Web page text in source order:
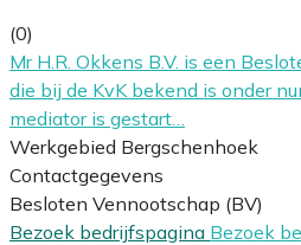
(0)
Mr H.R. Okkens B.V. is een
die bij de KvK bekend is onder
mediator is gestart…
Werkgebied Bergschenhoek
Contactgegevens
Besloten Vennootschap (BV)
Bezoek bedrijfspagina Bezoek